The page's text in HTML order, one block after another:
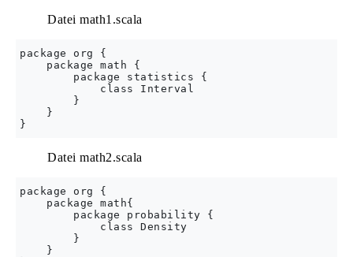
Datei math1.scala
package org {
    package math {
        package statistics {
            class Interval
        }
    }
Datei math2.scala
package org {
    package math{
        package probability {
            class Density
        }
    }